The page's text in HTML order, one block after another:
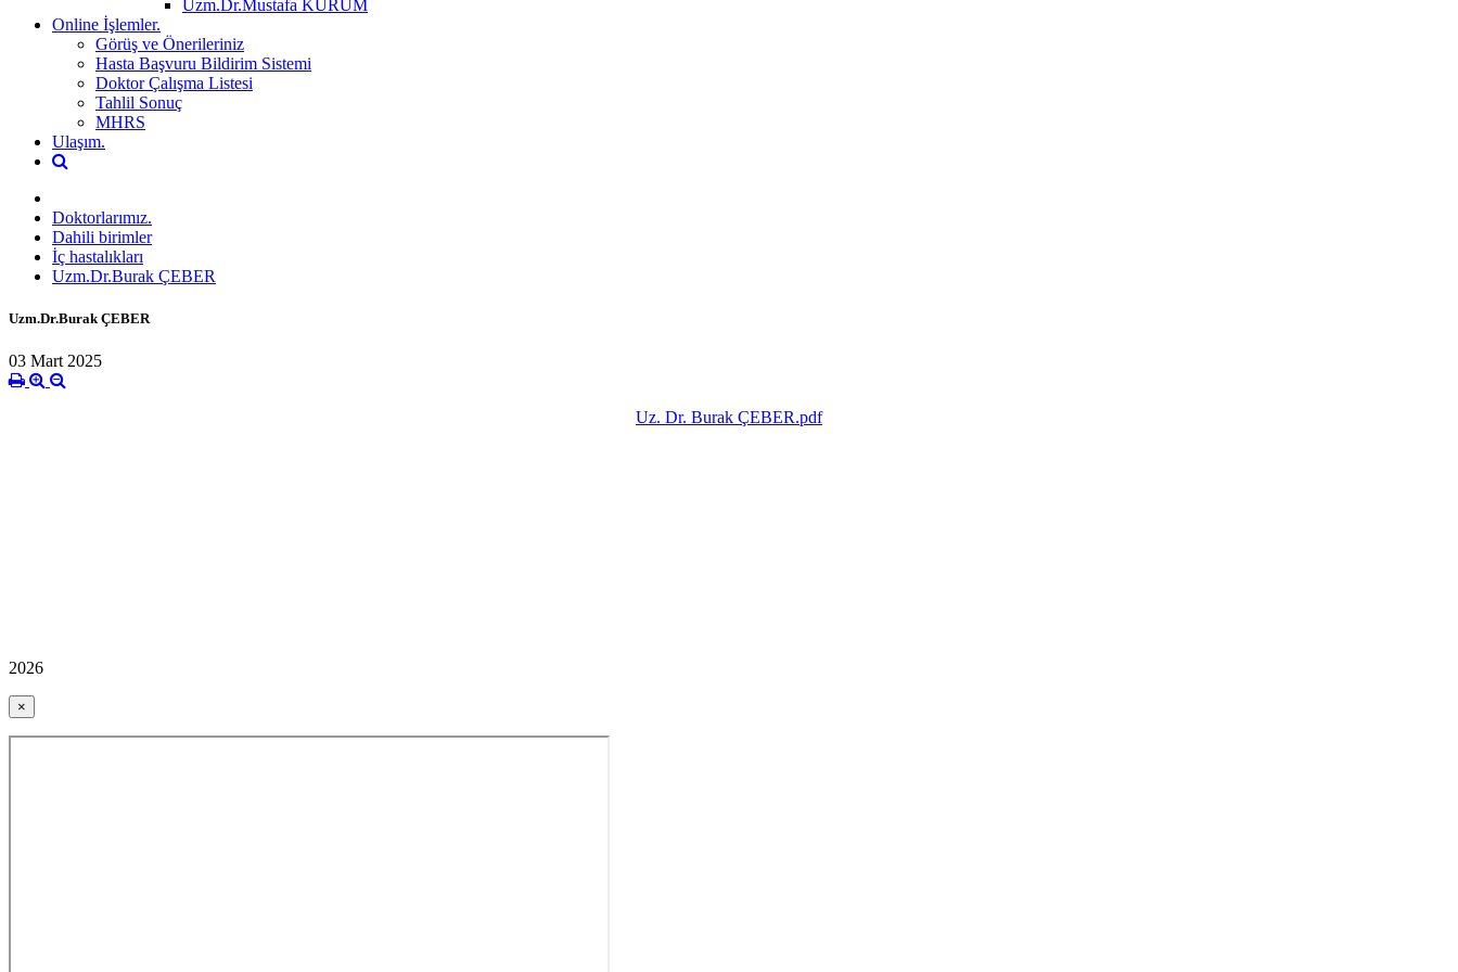
Uzm.Dr.Mustafa KURUM
Online İşlemler.
Görüş ve Önerileriniz
Hasta Başvuru Bildirim Sistemi
Doktor Çalışma Listesi
Tahlil Sonuç
MHRS
Ulaşım.
Doktorlarımız.
Dahili birimler
İç hastalıkları
Uzm.Dr.Burak ÇEBER
Uzm.Dr.Burak ÇEBER
03 Mart 2025
Uz. Dr. Burak ÇEBER.pdf
2026
×